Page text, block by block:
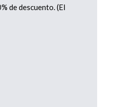
de descuento. (El